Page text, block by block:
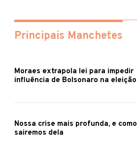
Principais Manchetes
Moraes extrapola lei para impedir
influência de Bolsonaro na eleição
Nossa crise mais profunda, e como
sairemos dela